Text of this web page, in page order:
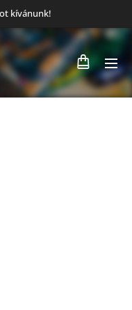
kívánunk!